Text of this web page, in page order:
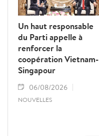
Un haut responsable
du Parti appelle à
renforcer la
coopération Vietnam-
Singapour
06/08/2026
NOUVELLES